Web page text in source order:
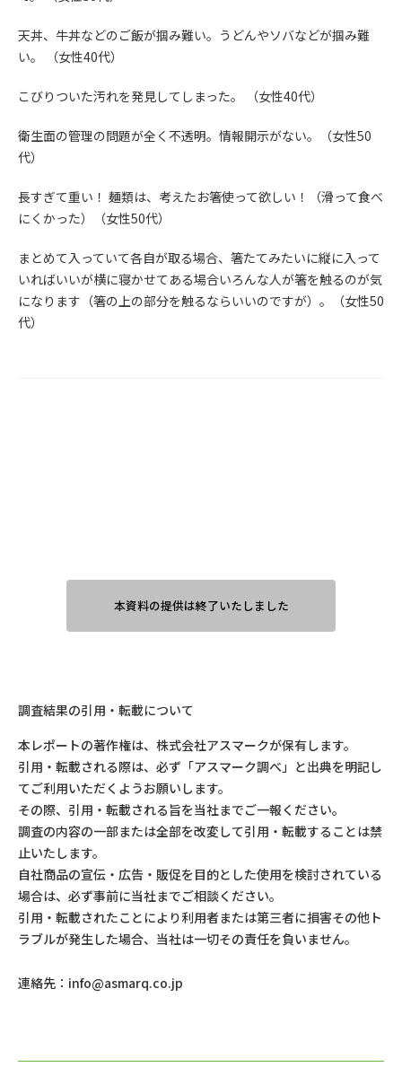
天丼、牛丼などのご飯が掴み難い。うどんやソバなどが掴み難
い。 （女性40代）
こびりついた汚れを発見してしまった。 （女性40代）
衛生面の管理の問題が全く不透明。情報開示がない。（女性50
代）
長すぎて重い！ 麺類は、考えたお箸使って欲しい！（滑って食べ
にくかった）（女性50代）
まとめて入っていて各自が取る場合、箸たてみたいに縦に入って
いればいいが横に寝かせてある場合いろんな人が箸を触るのが気
になります（箸の上の部分を触るならいいのですが）。（女性50
代）
本資料の提供は終了いたしました
調査結果の引用・転載について
本レポートの著作権は、株式会社アスマークが保有します。
引用・転載される際は、必ず「アスマーク調べ」と出典を明記し
てご利用いただくようお願いします。
その際、引用・転載される旨を当社までご一報ください。
調査の内容の一部または全部を改変して引用・転載することは禁
止いたします。
自社商品の宣伝・広告・販促を目的とした使用を検討されている
場合は、必ず事前に当社までご相談ください。
引用・転載されたことにより利用者または第三者に損害その他ト
ラブルが発生した場合、当社は一切その責任を負いません。
連絡先： info@asmarq.co.jp